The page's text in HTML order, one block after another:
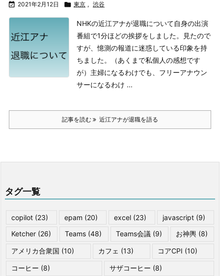
 2021年2月12日  東京 , 渋谷
NHKの近江アナが退職について自身の出演
番組で1分ほどの挨拶をしました。
見たので
すが、憶測の報道に迷惑している印象を持
ちました。（あくまで私個人の感想です
が） 主婦になるわけでも、フリーアナウン
サーになるわけ ...
記事を読む 近江アナが退職を語る
タグ一覧
copilot (23) epam (20) excel (23) javascript (9)
Ketcher (26) Teams (48) Teams会議 (9) お神輿(8)
アメリカ合衆国 (10) カフェ (13) コアCPI (10)
コーヒー (8) サザコーヒー (8)